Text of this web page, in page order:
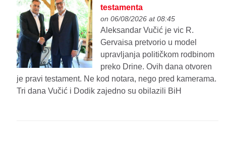
testamenta
on 06/08/2026 at 08:45
Aleksandar Vučić je vic R.
Gervaisa pretvorio u model
upravljanja političkom rodbinom
preko Drine. Ovih dana otvoren
je pravi testament. Ne kod notara, nego pred kamerama.
Tri dana Vučić i Dodik zajedno su obilazili BiH